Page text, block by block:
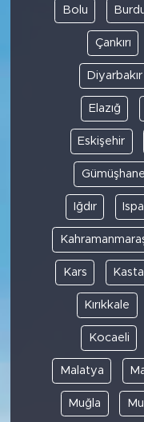
Bolu
Çankırı
Diyarbakır
Elazığ
Eskişehir
Gümüşhane
Iğdır
Kars
Kırıkkale
Kocaeli
Malatya
Muğla